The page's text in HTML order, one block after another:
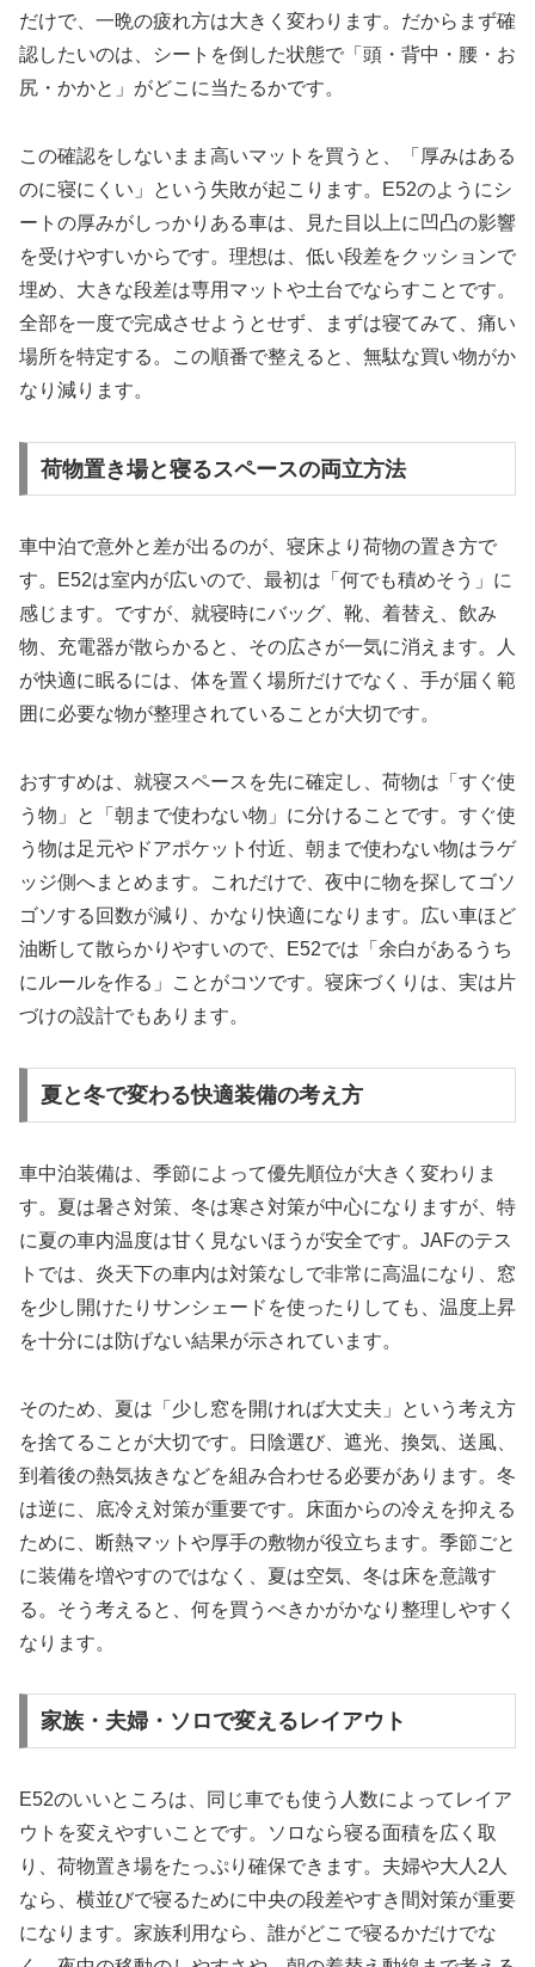
だけで、一晩の疲れ方は大きく変わります。だからまず確
認したいのは、シートを倒した状態で「頭・背中・腰・お
尻・かかと」がどこに当たるかです。
この確認をしないまま高いマットを買うと、「厚みはある
のに寝にくい」という失敗が起こります。E52のようにシ
ートの厚みがしっかりある車は、見た目以上に凹凸の影響
を受けやすいからです。理想は、低い段差をクッションで
埋め、大きな段差は専用マットや土台でならすことです。
全部を一度で完成させようとせず、まずは寝てみて、痛い
場所を特定する。この順番で整えると、無駄な買い物がか
なり減ります。
荷物置き場と寝るスペースの両立方法
車中泊で意外と差が出るのが、寝床より荷物の置き方で
す。E52は室内が広いので、最初は「何でも積めそう」に
感じます。ですが、就寝時にバッグ、靴、着替え、飲み
物、充電器が散らかると、その広さが一気に消えます。人
が快適に眠るには、体を置く場所だけでなく、手が届く範
囲に必要な物が整理されていることが大切です。
おすすめは、就寝スペースを先に確定し、荷物は「すぐ使
う物」と「朝まで使わない物」に分けることです。すぐ使
う物は足元やドアポケット付近、朝まで使わない物はラゲ
ッジ側へまとめます。これだけで、夜中に物を探してゴソ
ゴソする回数が減り、かなり快適になります。広い車ほど
油断して散らかりやすいので、E52では「余白があるうち
にルールを作る」ことがコツです。寝床づくりは、実は片
づけの設計でもあります。
夏と冬で変わる快適装備の考え方
車中泊装備は、季節によって優先順位が大きく変わりま
す。夏は暑さ対策、冬は寒さ対策が中心になりますが、特
に夏の車内温度は甘く見ないほうが安全です。JAFのテス
トでは、炎天下の車内は対策なしで非常に高温になり、窓
を少し開けたりサンシェードを使ったりしても、温度上昇
を十分には防げない結果が示されています。
そのため、夏は「少し窓を開ければ大丈夫」という考え方
を捨てることが大切です。日陰選び、遮光、換気、送風、
到着後の熱気抜きなどを組み合わせる必要があります。冬
は逆に、底冷え対策が重要です。床面からの冷えを抑える
ために、断熱マットや厚手の敷物が役立ちます。季節ごと
に装備を増やすのではなく、夏は空気、冬は床を意識す
る。そう考えると、何を買うべきかがかなり整理しやすく
なります。
家族・夫婦・ソロで変えるレイアウト
E52のいいところは、同じ車でも使う人数によってレイア
ウトを変えやすいことです。ソロなら寝る面積を広く取
り、荷物置き場をたっぷり確保できます。夫婦や大人2人
なら、横並びで寝るために中央の段差やすき間対策が重要
になります。家族利用なら、誰がどこで寝るかだけでな